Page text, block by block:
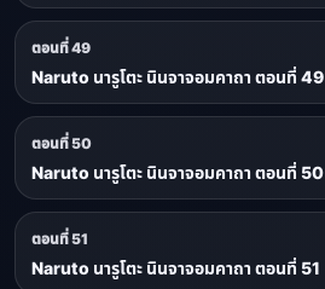
ตอนที่ 49
Naruto นารูโตะ นินจาจอมคาถา ตอนที่ 49
ตอนที่ 50
Naruto นารูโตะ นินจาจอมคาถา ตอนที่ 50
ตอนที่ 51
Naruto นารูโตะ นินจาจอมคาถา ตอนที่ 51